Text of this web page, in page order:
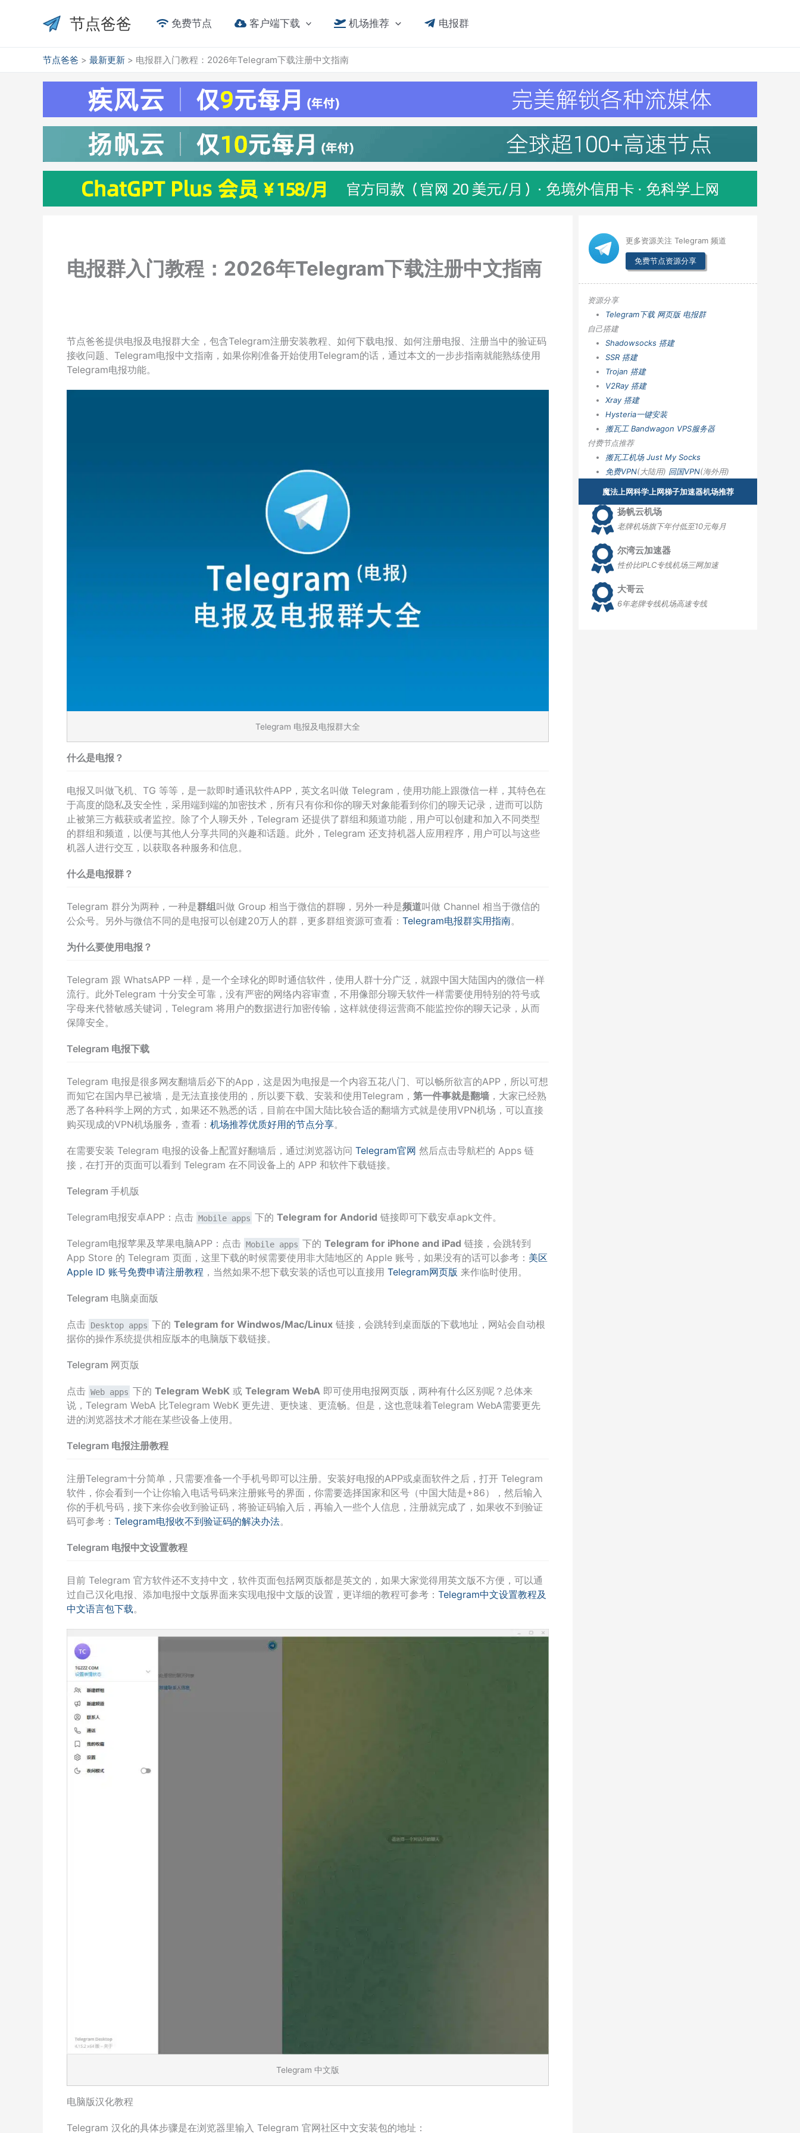
节点爸爸 免费节点 客户端下载 机场推荐 电报群
节点爸爸 > 最新更新 > 电报群入门教程：2026年Telegram下载注册中文指南
电报群入门教程：2026年Telegram下载注册中文指南
节点爸爸提供电报及电报群大全，包含Telegram注册安装教程、如何下载电报、如何注册电报、注册当中的验证码
接收问题、Telegram电报中文指南，如果你刚准备开始使用Telegram的话，通过本文的一步步指南就能熟练使用
Telegram电报功能。
Telegram 电报及电报群大全
什么是电报？
电报又叫做飞机、TG 等等，是一款即时通讯软件APP，英文名叫做 Telegram，使用功能上跟微信一样，其特色在
于高度的隐私及安全性，采用端到端的加密技术，所有只有你和你的聊天对象能看到你们的聊天记录，进而可以防
止被第三方截获或者监控。除了个人聊天外，Telegram 还提供了群组和频道功能，用户可以创建和加入不同类型
的群组和频道，以便与其他人分享共同的兴趣和话题。此外，Telegram 还支持机器人应用程序，用户可以与这些
机器人进行交互，以获取各种服务和信息。
什么是电报群？
Telegram 群分为两种，一种是群组叫做 Group 相当于微信的群聊，另外一种是频道叫做 Channel 相当于微信的
公众号。另外与微信不同的是电报可以创建20万人的群，更多群组资源可查看： Telegram电报群实用指南。
为什么要使用电报？
Telegram 跟 WhatsAPP 一样，是一个全球化的即时通信软件，使用人群十分广泛，就跟中国大陆国内的微信一样
流行。此外Telegram 十分安全可靠，没有严密的网络内容审查，不用像部分聊天软件一样需要使用特别的符号或
字母来代替敏感关键词，Telegram 将用户的数据进行加密传输，这样就使得运营商不能监控你的聊天记录，从而
保障安全。
Telegram 电报下载
Telegram 电报是很多网友翻墙后必下的App，这是因为电报是一个内容五花八门、可以畅所欲言的APP，所以可想
而知它在国内早已被墙，是无法直接使用的，所以要下载、安装和使用Telegram， 第一件事就是翻墙 ，大家已经熟
悉了各种科学上网的方式，如果还不熟悉的话，目前在中国大陆比较合适的翻墙方式就是使用VPN机场，可以直接
购买现成的VPN机场服务，查看： 机场推荐优质好用的节点分享。
在需要安装 Telegram 电报的设备上配置好翻墙后，通过浏览器访问 Telegram官网 然后点击导航栏的 Apps 链
接，在打开的页面可以看到 Telegram 在不同设备上的 APP 和软件下载链接。
Telegram 手机版
Telegram电报安卓APP：点击 Mobile apps 下的Telegram for Andorid 链接即可下载安卓apk文件。
Telegram电报苹果及苹果电脑APP：点击 Mobile apps 下的Telegram for iPhone and iPad 链接，会跳转到
App Store 的 Telegram 页面，这里下载的时候需要使用非大陆地区的 Apple 账号，如果没有的话可以参考： 美区
Apple ID 账号免费申请注册教程 ，当然如果不想下载安装的话也可以直接用 Telegram网页版 来作临时使用。
Telegram 电脑桌面版
点击 Desktop apps 下的Telegram for Windwos/Mac/Linux 链接，会跳转到桌面版的下载地址，网站会自动根
据你的操作系统提供相应版本的电脑版下载链接。
Telegram 网页版
点击 Web apps 下的Telegram WebK 或Telegram WebA 即可使用电报网页版，两种有什么区别呢？总体来
说，Telegram WebA 比Telegram WebK 更先进、更快速、更流畅。但是，这也意味着Telegram WebA需要更先
进的浏览器技术才能在某些设备上使用。
Telegram 电报注册教程
注册Telegram十分简单，只需要准备一个手机号即可以注册。安装好电报的APP或桌面软件之后，打开 Telegram
软件，你会看到一个让你输入电话号码来注册账号的界面，你需要选择国家和区号（中国大陆是+86），然后输入
你的手机号码，接下来你会收到验证码，将验证码输入后，再输入一些个人信息，注册就完成了，如果收不到验证
码可参考： Telegram电报收不到验证码的解决办法。
Telegram 电报中文设置教程
目前 Telegram 官方软件还不支持中文，软件页面包括网页版都是英文的，如果大家觉得用英文版不方便，可以通
过自己汉化电报、添加电报中文版界面来实现电报中文版的设置，更详细的教程可参考： Telegram中文设置教程及
中文语言包下载。
Telegram 中文版
电脑版汉化教程
Telegram 汉化的具体步骤是在浏览器里输入 Telegram 官网社区中文安装包的地址：
更多资源关注 Telegram 频道
免费节点资源分享
资源分享
Telegram下载 网页版 电报群
自己搭建
Shadowsocks 搭建
SSR 搭建
Trojan 搭建
V2Ray 搭建
Xray 搭建
Hysteria一键安装
搬瓦工 Bandwagon VPS服务器
付费节点推荐
搬瓦工机场 Just My Socks
免费VPN(大陆用) 回国VPN(海外用)
魔法上网科学上网梯子加速器机场推荐
扬帆云机场
老牌机场旗下年付低至10元每月
尔湾云加速器
性价比IPLC专线机场三网加速
大哥云
6年老牌专线机场高速专线